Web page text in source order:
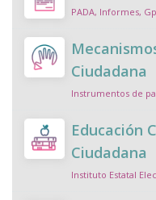
PADA, Informes,
Ciudadana
Instrumentos de
Educación
Ciudadana
Instituto Estatal